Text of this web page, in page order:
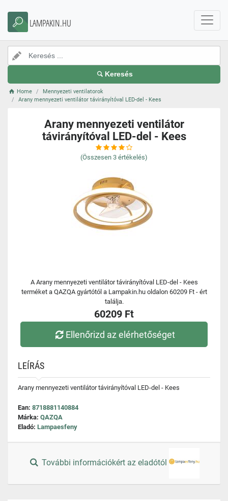
LAMPAKIN.HU
Keresés
Home
Mennyezeti ventilatorok
Arany mennyezeti ventilátor távirányítóval LED-del - Kees
Arany mennyezeti ventilátor
távirányítóval LED-del - Kees
(Összesen 3 értékelés)
A Arany mennyezeti ventilátor távirányítóval LED-del - Kees
terméket a QAZQA gyártótól a Lampakin.hu oldalon 60209 Ft - ért
találja.
60209 Ft
Ellenőrizd az elérhetőséget
LEÍRÁS
Arany mennyezeti ventilátor távirányítóval LED-del - Kees
Ean: 8718881140884
Márka: QAZQA
Eladó: Lampaesfeny
További információkért az eladótól